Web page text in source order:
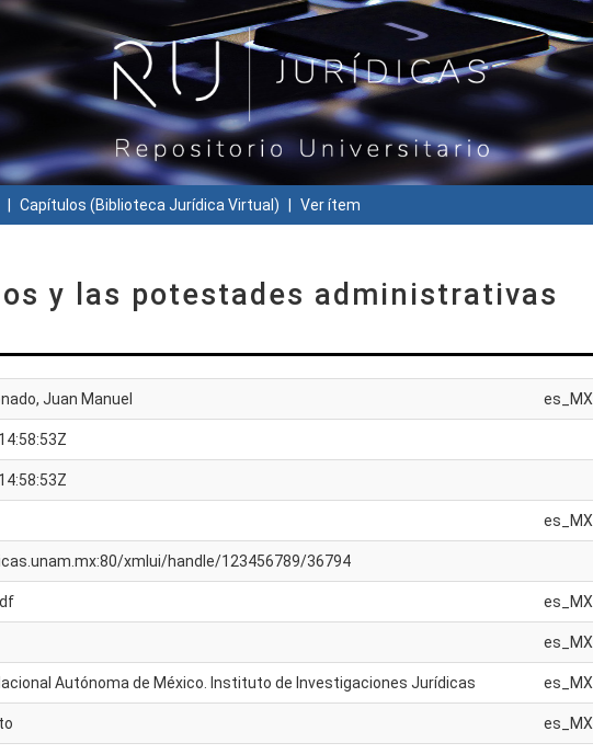
Capítulos (Biblioteca Jurídica Virtual) Ver ítem
y las potestades administrativas
Juan Manuel es_MX
es_MX
xmlui/handle/123456789/36794
es_MX
es_MX
Autónoma de México. Instituto de Investigaciones Jurídicas es_MX
es_MX